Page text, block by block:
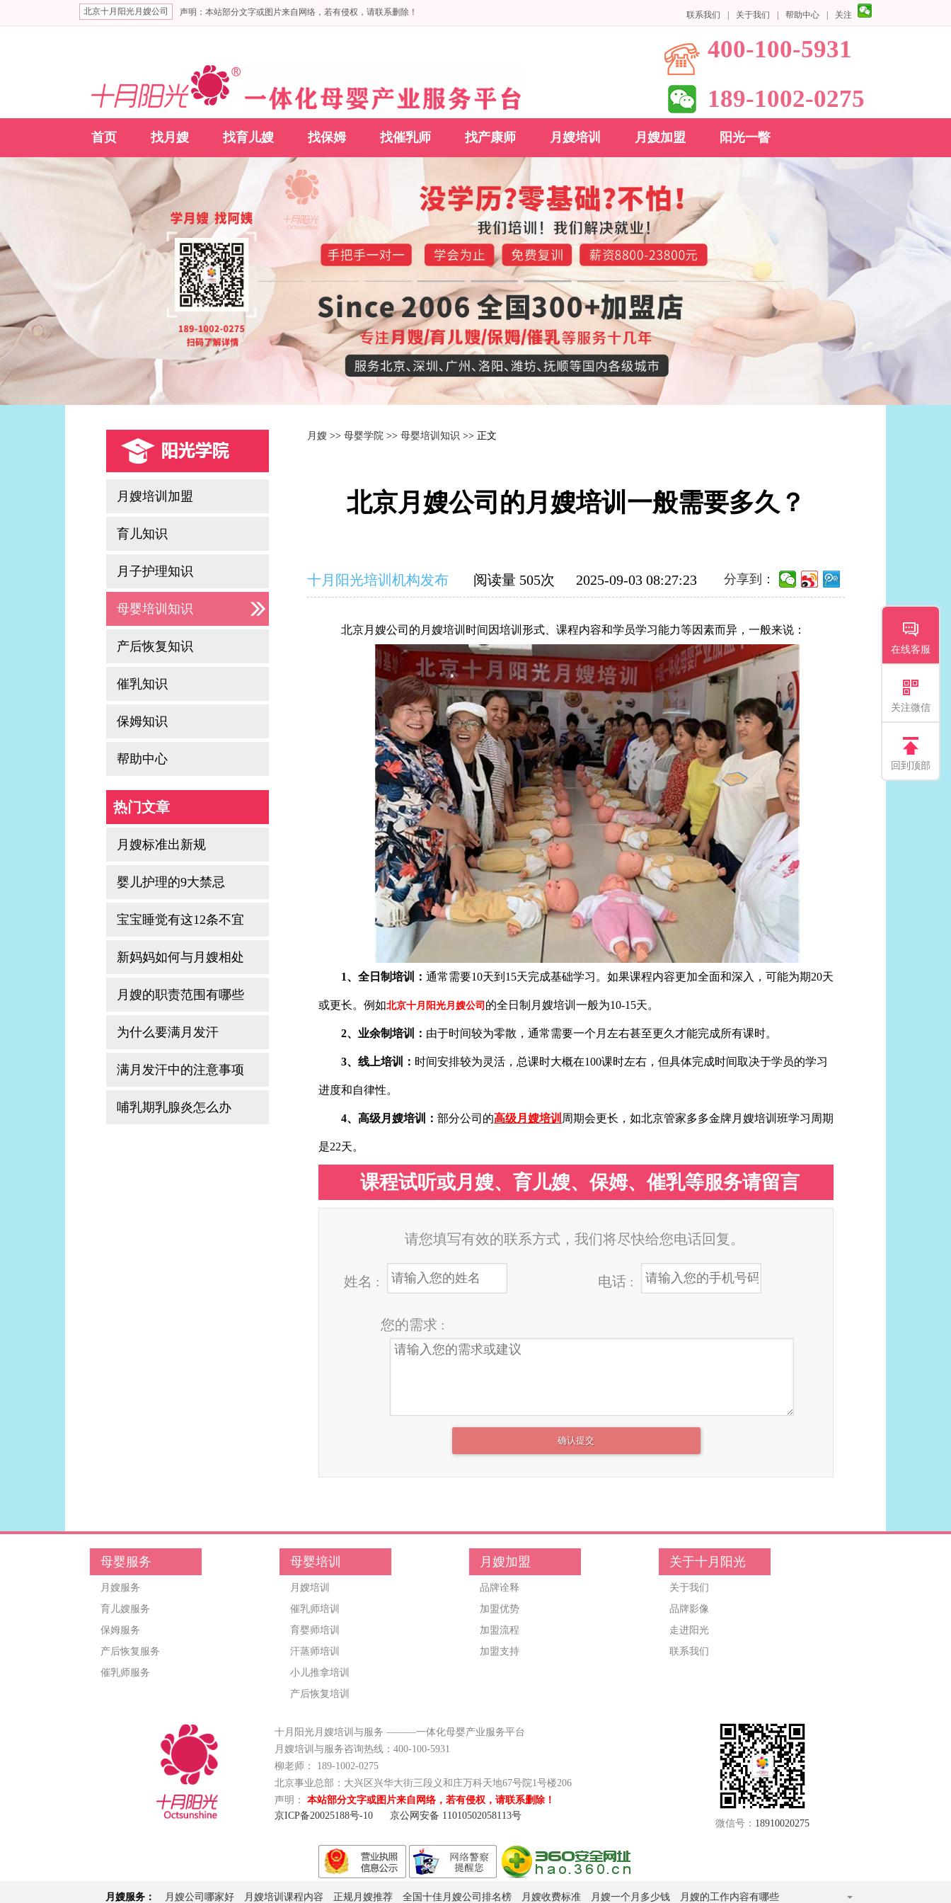
北京十月阳光月嫂公司 声明：本站部分文字或图片来自网络，若有侵权，请联系删除！ 联系我们 关于我们 帮助中心 关注
400-100-5931
189-1002-0275
首页 找月嫂 找育儿嫂 找保姆 找催乳师 找产康师 月嫂培训 月嫂加盟 阳光一瞥
月嫂培训加盟
育儿知识
月子护理知识
母婴培训知识
产后恢复知识
催乳知识
保姆知识
帮助中心
热门文章
月嫂标准出新规
婴儿护理的9大禁忌
宝宝睡觉有这12条不宜
新妈妈如何与月嫂相处
月嫂的职责范围有哪些
为什么要满月发汗
满月发汗中的注意事项
哺乳期乳腺炎怎么办
月嫂 >> 母婴学院 >> 母婴培训知识 >> 正文
北京月嫂公司的月嫂培训一般需要多久？
分享到：
十月阳光培训机构发布 阅读量 505次 2025-09-03 08:27:23
北京月嫂公司的月嫂培训时间因培训形式、课程内容和学员学习能力等因素而异，一般来说：
1、全日制培训： 通常需要10天到15天完成基础学习。如果课程内容更加全面和深入，可能为期20天
或更长。例如北京十月阳光月嫂公司 的全日制月嫂培训一般为10-15天。
2、业余制培训： 由于时间较为零散，通常需要一个月左右甚至更久才能完成所有课时。
3、线上培训： 时间安排较为灵活，总课时大概在100课时左右，但具体完成时间取决于学员的学习
进度和自律性。
4、高级月嫂培训： 部分公司的高级月嫂培训 周期会更长，如北京管家多多金牌月嫂培训班学习周期
是22天。
课程试听或月嫂、育儿嫂、保姆、催乳等服务请留言
请您填写有效的联系方式，我们将尽快给您电话回复。
姓名 : 电话 :
您的需求 :
母婴服务
月嫂服务
育儿嫂服务
保姆服务
产后恢复服务
催乳师服务
母婴培训
月嫂培训
催乳师培训
育婴师培训
汗蒸师培训
小儿推拿培训
产后恢复培训
月嫂加盟
品牌诠释
加盟优势
加盟流程
加盟支持
关于十月阳光
关于我们
品牌影像
走进阳光
联系我们
十月阳光月嫂培训与服务 ———一体化母婴产业服务平台
月嫂培训与服务咨询热线：400-100-5931
柳老师： 189-1002-0275
北京事业总部： 大兴区兴华大街三段义和庄万科天地67号院1号楼206
声明： 本站部分文字或图片来自网络，若有侵权，请联系删除！
京ICP备20025188号-10
京公网安备 11010502058113号
微信号： 18910020275
在线客服
关注微信
回到顶部
月嫂服务： 月嫂公司哪家好 月嫂培训课程内容 正规月嫂推荐 全国十佳月嫂公司排名榜 月嫂收费标准 月嫂一个月多少钱 月嫂的工作内容有哪些